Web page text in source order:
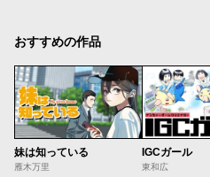
おすすめの作品
妹は知っている
雁木万里
IGCガール
東和広